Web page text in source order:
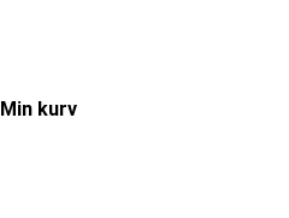
Min kurv